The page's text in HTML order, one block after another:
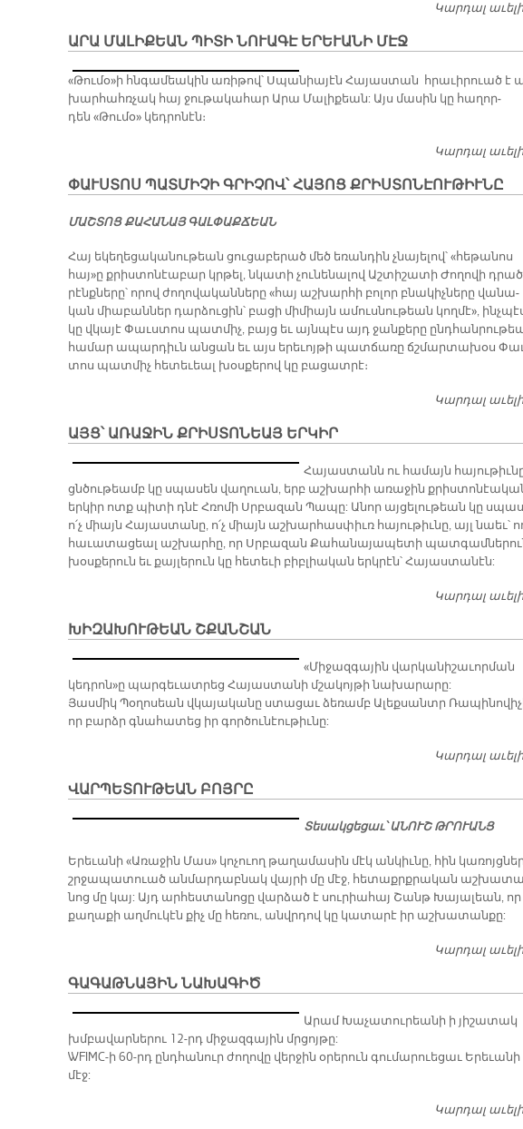
Կարդալ
ԱՐԱ ՄԱԼԻՔԵԱՆ ՊԻՏԻ ՆՈՒԱԳԷ ԵՐԵՒԱՆԻ ՄԷՋ
«Թու­մօ»ի հնգա­մեա­կին ա­ռի­թով՝ Սպա­նիա­յէն Հա­յաս­տան հրա­ւի­րուած է
խար­հահռ­չակ հայ ջու­թա­կա­հար Ա­րա Մա­լի­քեան: Այս մա­սին կը հա­ղոր­
դեն «Թու­մօ» կեդ­րո­նէն։
Կարդալ
ՓԱՒՍՏՈՍ ՊԱՏՄԻՉԻ ԳՐԻՉՈՎ՝ ՀԱՅՈՑ ՔՐԻՍՏՈՆԷՈՒԹԻՒՆԸ
ՄԱՇ­ՏՈՑ ՔԱ­ՀԱ­ՆԱՅ ԳԱԼ­ՓԱՔ­ՃԵԱՆ
Հայ ե­կե­ղե­ցա­կա­նու­թեան ցու­ցա­բե­րած մեծ ե­ռան­դին չնա­յե­լով՝ «հե­թա­նոս
հայ»ը քրիս­տո­նէա­բար կրթել, նկա­տի չու­նե­նա­լով Աշ­տի­շա­տի Ժո­ղո­վի
րէնք­նե­րը՝ ո­րով ժո­ղո­վա­կան­նե­րը «հայ աշ­խար­հի բո­լոր բնա­կիչ­նե­րը վա­նա­
կան միա­բան­ներ դար­ձու­ցին՝ բա­ցի մի­միայն ա­մուս­նու­թեան կող­մէ»,
կը վկա­յէ Փաւս­տոս պատ­միչ, բայց եւ այն­պէս այդ ջան­քե­րը
հա­մար ա­պար­դիւն ան­ցան եւ այս ե­րե­ւոյ­թի պատ­ճա­ռը ճշմար­տա­խօս
տոս պատ­միչ հե­տե­ւեալ խօս­քե­րով կը բա­ցատ­րէ։
Կարդալ
ԱՅՑ՝ ԱՌԱՋԻՆ ՔՐԻՍՏՈՆԵԱՅ ԵՐԿԻՐ
Հա­յաս­տանն ու հա­մայն
ցնծու­թեամբ կը սպա­սեն վա­ղուան, երբ աշ­խար­հի ա­ռա­ջին
եր­կիր ոտք պի­տի դնէ Հռո­մի Սրբա­զան Պա­պը: Ա­նոր այ­ցե­լու­թեան կը
ո՛չ միայն Հա­յաս­տա­նը, ո՛չ միայն աշ­խար­հաս­փիւռ հա­յու­թիւ­նը, այլ նաեւ՝
հա­ւա­տա­ցեալ աշ­խար­հը, որ Սրբա­զան Քա­հա­նա­յա­պե­տի
խօս­քե­րուն եւ քայ­լե­րուն կը հե­տե­ւի բիբ­լիա­կան երկ­րէն՝ Հա­յաս­տա­նէն:
Կարդալ
ԽԻԶԱԽՈՒԹԵԱՆ ՇՔԱՆՇԱՆ
«Միջազգային վարկանիշաւորման
կեդրոն»ը պարգեւատրեց Հայաստանի մշակոյթի նախարարը:
Յասմիկ Պօղոսեան վկայականը ստացաւ ձեռամբ Ալեքսանտր
որ բարձր գնահատեց իր գործունէութիւնը:
Կարդալ
ՎԱՐՊԵՏՈՒԹԵԱՆ ԲՈՅՐԸ
Տեսակցեցաւ՝ ԱՆՈՒՇ ԹՐՈՒԱՆՑ
Ե­րե­ւա­նի «Ա­ռա­ջին Մա­ս» կո­չուող թա­ղա­մա­սին մէկ ան­կիւ­նը, հին
շրջա­պա­տուած ան­մար­դաբ­նակ վայ­րի մը մէջ, հե­տաքրք­րա­կան
նոց մը կայ: Այդ ար­հես­տա­նո­ցը վար­ձած է սու­րիա­հայ Շանթ Խա­յա­լեա­ն, որ
քա­ղա­քի աղ­մու­կէն քիչ մը հե­ռու, անվր­դով կը կա­տա­րէ իր աշ­խա­տան­քը:
Կարդալ
ԳԱԳԱԹՆԱՅԻՆ ՆԱԽԱԳԻԾ
Արամ Խաչատուրեանի ի յիշատակ
խմբավարներու 12-րդ միջազգային մրցոյթը:
WFIMC-ի 60-րդ ընդհանուր ժողովը վերջին օրերուն գումարուեցաւ Երեւանի
մէջ:
Կարդալ